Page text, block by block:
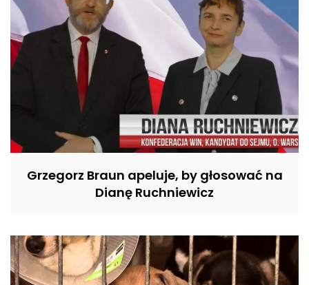
Grzegorz Braun apeluje, by głosować na
Dianę Ruchniewicz